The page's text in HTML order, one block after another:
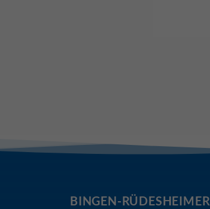
BINGEN-RÜDESHEIMER